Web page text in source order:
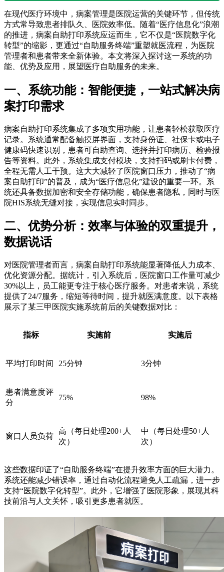
在现代医疗环境中，病案管理是医院运营的关键环节，但传统
方式常导致患者排队久、医院效率低。随着“医疗信息化”浪潮
的推进，病案自助打印系统应运而生，它不仅是“医院数字化
转型”的缩影，更通过“自助服务终端”重塑就医流程，为医院
管理者和患者带来全新体验。本文将深入探讨这一系统的功
能、优势及应用，展望医疗自助服务的未来。
一、系统功能：智能便捷，一站式解决病
案打印需求
病案自助打印系统集成了多项实用功能，让患者轻松获取医疗
记录。系统通常配备触摸屏界面，支持身份证、社保卡或电子
健康码快速识别，患者可自助查询、选择并打印病历、检验报
告等资料。此外，系统集成支付模块，支持扫码或刷卡付费，
全程无需人工干预。这大大减轻了医院窗口压力，推动了“病
案自助打印”的普及，成为“医疗信息化”建设的重要一环。系
统还具备数据加密和安全存储功能，确保患者隐私，同时与医
院HIS系统无缝对接，实现信息实时同步。
二、优势分析：效率与体验的双重提升，
数据说话
对医院管理者而言，病案自助打印系统能显著降低人力成本、
优化资源分配。据统计，引入系统后，医院窗口工作量可减少
30%以上，员工能更专注于核心医疗服务。对患者来说，系统
提供了24/7服务，缩短等待时间，提升就医满意度。以下表格
展示了某三甲医院实施系统前后的关键数据对比：
指标 实施前 实施后
平均打印时间 25分钟 3分钟
患者满意度评
分
75% 98%
窗口人员负荷
高（每日处理200+人
次）
中（每日处理50+人
次）
这些数据印证了“自助服务终端”在提升效率方面的巨大潜力。
系统还能减少错误率，通过自动化流程避免人工疏漏，进一步
支持“医院数字化转型”。此外，它增强了医院形象，展现其科
技前沿与人文关怀，吸引更多患者就医。